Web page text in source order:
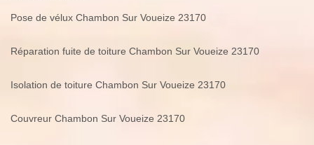
Pose de vélux Chambon Sur Voueize 23170
Réparation fuite de toiture Chambon Sur Voueize 23170
Isolation de toiture Chambon Sur Voueize 23170
Couvreur Chambon Sur Voueize 23170